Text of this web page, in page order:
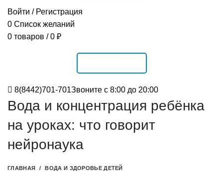
Войти / Регистрация
0 Список желаний
0 товаров / 0 ₽
8(8442)701-701Звоните с 8:00 до 20:00
Вода и концентрация ребёнка
на уроках: что говорит
нейронаука
ГЛАВНАЯ ВОДА И ЗДОРОВЬЕ ДЕТЕЙ